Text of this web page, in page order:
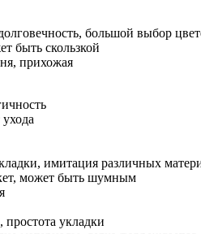
большой выбор
быть скользкой
прихожая
имитация различных
может быть шумным
простота укладки